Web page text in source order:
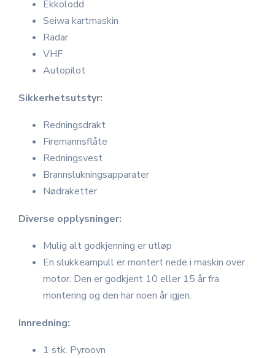
Ekkolodd
Seiwa kartmaskin
Radar
VHF
Autopilot
Sikkerhetsutstyr:
Redningsdrakt
Firemannsflåte
Redningsvest
Brannslukningsapparater
Nødraketter
Diverse opplysninger:
Mulig alt godkjenning er utløp
En slukkeampull er montert nede i maskin over
motor. Den er godkjent 10 eller 15 år fra
montering og den har noen år igjen.
Innredning:
1 stk. Pyroovn